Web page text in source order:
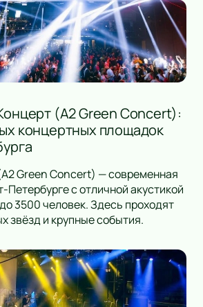
(A2 Green Concert):
концертных площадок
Green Concert) — современная
Петербурге с отличной акустикой
3500 человек. Здесь проходят
звёзд и крупные события.